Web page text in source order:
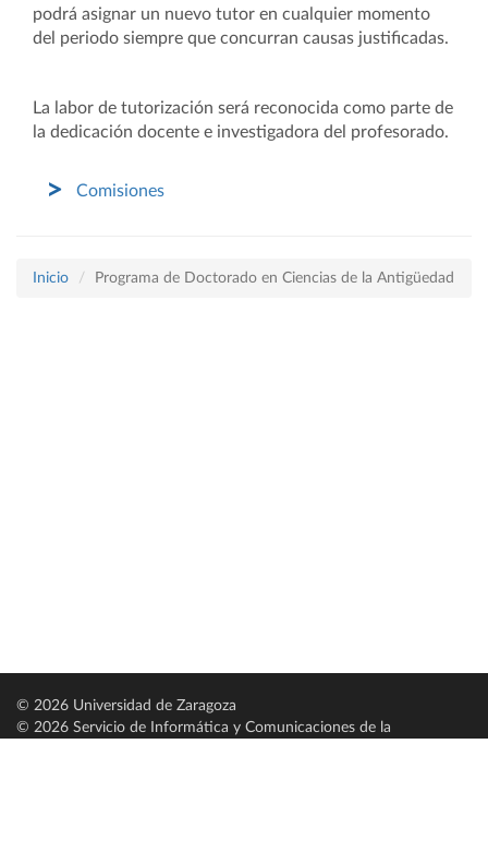
podrá asignar un nuevo tutor en cualquier momento
del periodo siempre que concurran causas justificadas.
La labor de tutorización será reconocida como parte de
la dedicación docente e investigadora del profesorado.
Comisiones
Inicio Programa de Doctorado en Ciencias de la Antigüedad
© 2026 Universidad de Zaragoza
© 2026 Servicio de Informática y Comunicaciones de la